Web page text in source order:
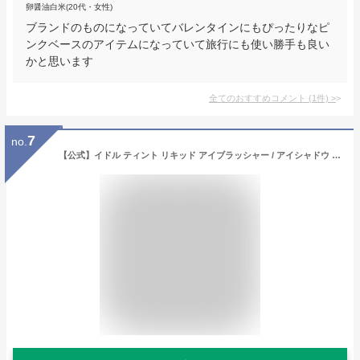
卵醤油白米(20代・女性)
ブランドのものになっていてバレンタインにもぴったりなピ
ンクベースのアイテムになっていて旅行にも使い勝手も良い
かと思います
全てのおすすめコメント (1件) >
no. 7
【公式】イドル ティント リキッド アイブラッシャー / アイシャドウ / ランコム lancome 正規品 プレゼント 誕生日 バレンタイン 彼女 母 化粧品 コスメ メイク デパコス ギフト 高級